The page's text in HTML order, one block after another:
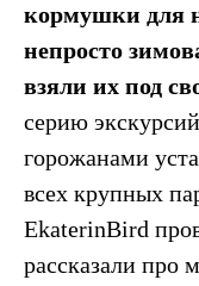
кормушки для
непросто
взяли их под
серию
горожанами
всех крупных
EkaterinBird
рассказали про